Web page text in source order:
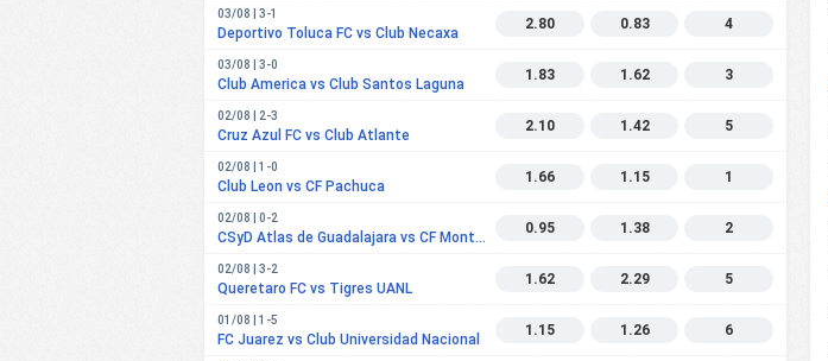
03/08 | 3-1
Deportivo Toluca FC vs Club Necaxa
2.80 0.83 4
03/08 | 3-0
Club America vs Club Santos Laguna
1.83 1.62 3
02/08 | 2-3
Cruz Azul FC vs Club Atlante
2.10 1.42 5
02/08 | 1-0
Club Leon vs CF Pachuca
1.66 1.15 1
02/08 | 0-2
CSyD Atlas de Guadalajara vs CF Monterrey
0.95 1.38 2
02/08 | 3-2
Queretaro FC vs Tigres UANL
1.62 2.29 5
01/08 | 1-5
FC Juarez vs Club Universidad Nacional
1.15 1.26 6